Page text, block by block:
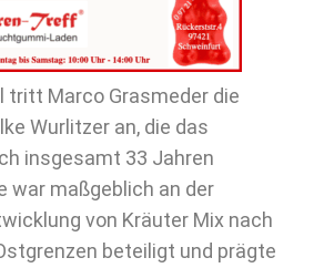
tritt Marco Grasmeder die
Wurlitzer an, die das
insgesamt 33 Jahren
war maßgeblich an der
von Kräuter Mix nach
beteiligt und prägte